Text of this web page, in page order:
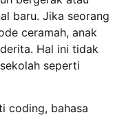
baru. Jika seorang
ceramah, anak
Hal ini tidak
seperti
coding, bahasa